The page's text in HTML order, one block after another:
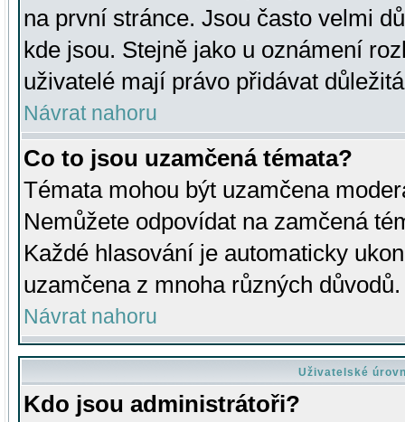
na první stránce. Jsou často velmi
kde jsou. Stejně jako u oznámení
uživatelé mají právo přidávat
Návrat nahoru
Co to jsou uzamčená témata?
Témata mohou být uzamčena
Nemůžete odpovídat na zamčená
Každé hlasování je automaticky
uzamčena z mnoha různých důvodů.
Návrat nahoru
Uživatelské
Kdo jsou administrátoři?